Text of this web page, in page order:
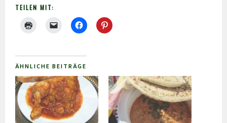
TEILEN MIT:
ÄHNLICHE BEITRÄGE